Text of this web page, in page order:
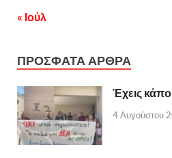
« Ιούλ
ΠΡΟΣΦΑΤΑ ΑΡΘΡΑ
Έχεις
4 Αυγούστου